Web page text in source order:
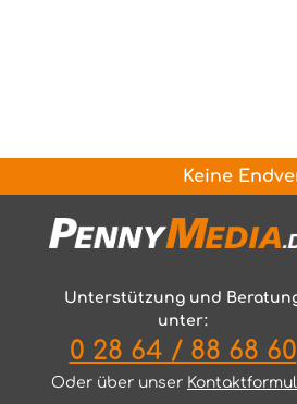
Keine
Unterstützung und
unter:
0 28 64 / 88 68 60
Oder über unser